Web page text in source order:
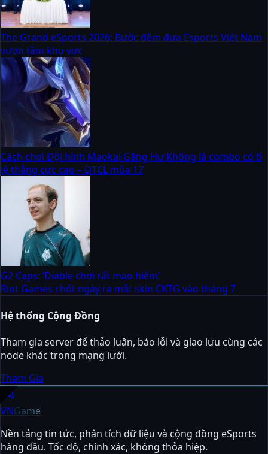
The Grand eSports 2026: Bước đệm đưa Esports Việt Nam
vươn tầm khu vực
Cách chơi Đội hình Maokai Găng Hư Không là combo có tỉ
lệ thắng cực cao – ĐTCL mùa 17
G2 Caps: ‘Diable chơi rất mạo hiểm’
Riot Games chốt ngày ra mắt skin CKTG vào tháng 7
Hệ thống Cộng Đồng
Tham gia server để thảo luận, báo lỗi và giao lưu cùng các
node khác trong mạng lưới.
Tham Gia
sports_esports
VNGame
Nền tảng tin tức, phân tích dữ liệu và cộng đồng eSports
hàng đầu. Tốc độ, chính xác, không thỏa hiệp.